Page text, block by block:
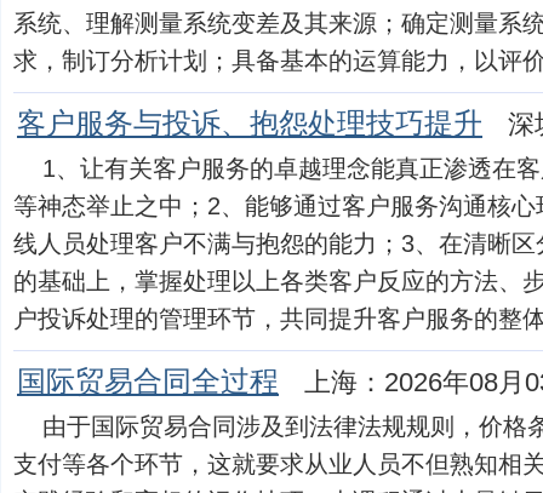
系统、理解测量系统变差及其来源；确定测量系
求，制订分析计划；具备基本的运算能力，以评
客户服务与投诉、抱怨处理技巧提升 深
1、让有关客户服务的卓越理念能真正渗透在
等神态举止之中；2、能够通过客户服务沟通核
线人员处理客户不满与抱怨的能力；3、在清晰
的基础上，掌握处理以上各类客户反应的方法、
户投诉处理的管理环节，共同提升客户服务的整
国际贸易合同全过程 上海：2026年08月
由于国际贸易合同涉及到法律法规规则，价格
支付等各个环节，这就要求从业人员不但熟知相